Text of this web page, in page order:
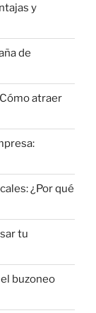
y
de
atraer
¿Por qué
tu
buzoneo